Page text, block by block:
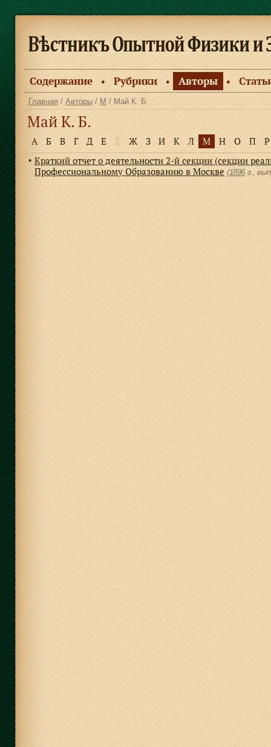
Содержание ● Рубрики ● Авторы ●
Главная / Авторы / М / Май К. Б.
Май К. Б.
А Б В Г Д Е Ё Ж З И К Л М Н О П Р
● Краткий отчет о деятельности 2-й секции (секции
Профессиональному Образованию в Москве (1896 г.,